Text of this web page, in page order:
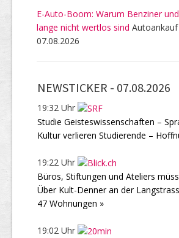
E-Auto-Boom: Warum Benziner
lange nicht wertlos sind Autoankauf
07.08.2026
NEWSTICKER - 07.08.2026
19:32 Uhr
Studie Geisteswissenschaften –
Kultur verlieren Studierende –
19:22 Uhr
Büros, Stiftungen und Ateliers
Über Kult-Denner an der
47 Wohnungen »
19:02 Uhr